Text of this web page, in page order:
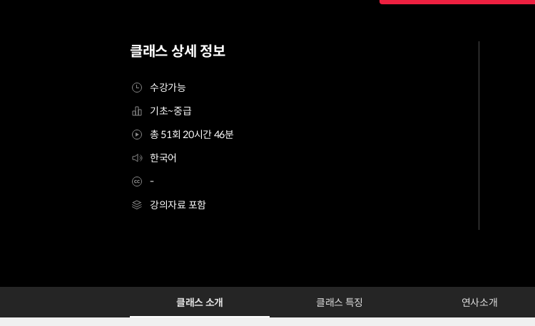
클래스 상세 정보
수강가능
기초~중급
총 51회 20시간 46분
한국어
-
강의자료 포함
Configuration Information Shortcuts클래스 소개 클래스 특징 연사소개